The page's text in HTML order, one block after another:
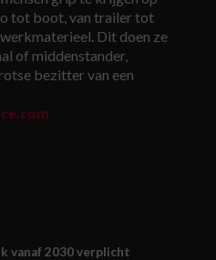
tot boot, van trailer tot
Dit doen ze
of middenstander,
bezitter van een
vanaf 2030 verplicht